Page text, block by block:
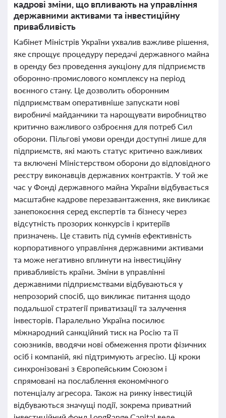
кадрові зміни, що впливають на управління
державними активами та інвестиційну
привабливість
Кабінет Міністрів України ухвалив важливе рішення,
яке спрощує процедуру передачі державного майна
в оренду без проведення аукціону для підприємств
оборонно-промислового комплексу на період
воєнного стану. Це дозволить оборонним
підприємствам оперативніше запускати нові
виробничі майданчики та нарощувати виробництво
критично важливого озброєння для потреб Сил
оборони. Пільгові умови оренди доступні лише для
підприємств, які мають статус критично важливих
та включені Міністерством оборони до відповідного
реєстру виконавців державних контрактів. У той же
час у Фонді державного майна України відбувається
масштабне кадрове перезавантаження, яке викликає
занепокоєння серед експертів та бізнесу через
відсутність прозорих конкурсів і критеріїв
призначень. Це ставить під сумнів ефективність
корпоративного управління державними активами
та може негативно вплинути на інвестиційну
привабливість країни. Зміни в управлінні
державними підприємствами відбуваються у
непрозорий спосіб, що викликає питання щодо
подальшої стратегії приватизації та залучення
інвесторів. Паралельно Україна посилює
міжнародний санкційний тиск на Росію та її
союзників, вводячи нові обмеження проти фізичних
осіб і компаній, які підтримують агресію. Ці кроки
синхронізовані з Європейським Союзом і
спрямовані на послаблення економічного
потенціалу агресора. Також на ринку інвестицій
відбуваються значущі події, зокрема приватний